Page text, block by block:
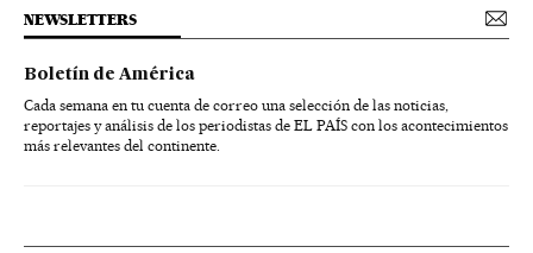
NEWSLETTERS
Boletín de América
Cada semana en tu cuenta de correo una selección de las noticias,
reportajes y análisis de los periodistas de EL PAÍS con los acontecimientos
más relevantes del continente.